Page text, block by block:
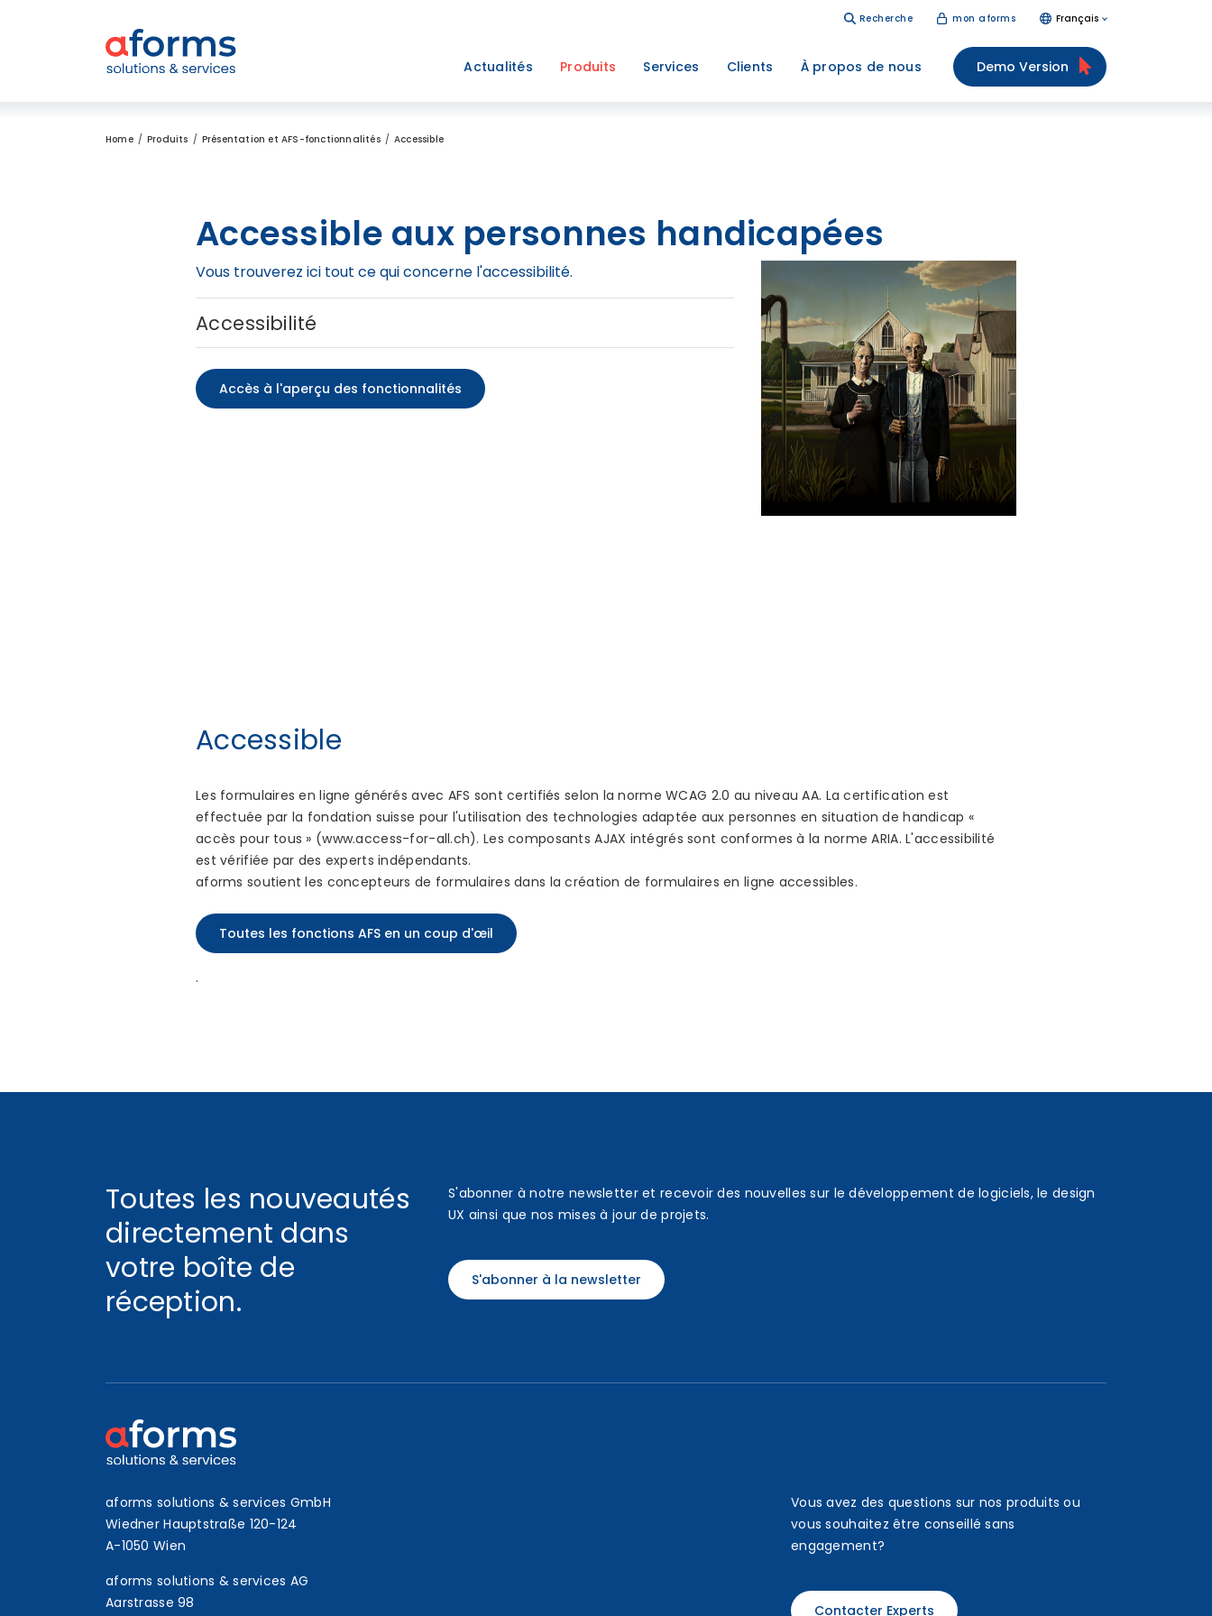
Recherche mon aforms Français
Actualités Produits Services Clients À propos de nous Demo Version
Home Produits Présentation et AFS-fonctionnalités Accessible
Accessible aux personnes handicapées
Vous trouverez ici tout ce qui concerne l'accessibilité.
Accessibilité
Accès à l'aperçu des fonctionnalités
Accessible
Les formulaires en ligne générés avec AFS sont certifiés selon la norme WCAG 2.0 au niveau AA. La certification est
effectuée par la fondation suisse pour l'utilisation des technologies adaptée aux personnes en situation de handicap «
accès pour tous » (www.access-for-all.ch). Les composants AJAX intégrés sont conformes à la norme ARIA. L'accessibilité
est vérifiée par des experts indépendants.
aforms soutient les concepteurs de formulaires dans la création de formulaires en ligne accessibles.
Toutes les fonctions AFS en un coup d'œil
.
Toutes les nouveautés
directement dans
votre boîte de
réception.
S'abonner à notre newsletter et recevoir des nouvelles sur le développement de logiciels, le design
UX ainsi que nos mises à jour de projets.
S'abonner à la newsletter
aforms solutions & services GmbH
Wiedner Hauptstraße 120-124
A-1050 Wien
aforms solutions & services AG
Aarstrasse 98
Vous avez des questions sur nos produits ou
vous souhaitez être conseillé sans
engagement?
Contacter Experts